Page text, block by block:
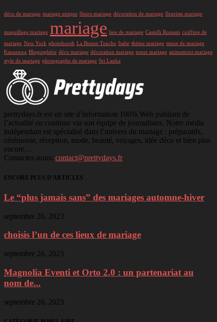
déco de mariage mariage unique fleurs mariage décoration de mariage fleuriste mariage
maquillage mariage mariage lieu de mariage Castelli Romani coiffure de
mariage New York photobooth La Bonne Touche Italie théme mariage tenue de mariage
Kanazawa Blogosphère déco mariage décoration mariage tenue mariage animations mariage
style de mariage photographe de mariage Sri Lanka
prettydays.fr est un site d’information 100% Web publiant de
l’actualité en continue via son équipe de journalistes. Notre média
indépendant est spécialisé dans l’univers du mariage : préparatifs,
cérémonie, réception, mode, beauté, voyages, idée déco et bien plus
encore…
Contactez-nous: contact@prettydays.fr
ENCORE PLUS D'ARTICLES
Le “plus jamais sans” des mariages automne-hiver
septembre 26, 2023
choisis l’un de ces lieux de mariage
septembre 26, 2023
Magnolia Eventi et Orto 2.0 : un partenariat au
nom de...
septembre 26, 2023